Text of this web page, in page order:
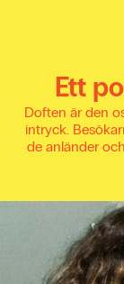
Ett
Doften är den
intryck.
de anländer